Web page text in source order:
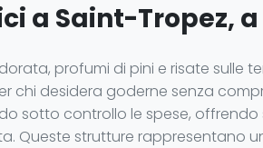
a Saint-Tropez,
profumi di pini e risate sulle
chi desidera goderne senza
sotto controllo le spese,
Queste strutture rappresentano